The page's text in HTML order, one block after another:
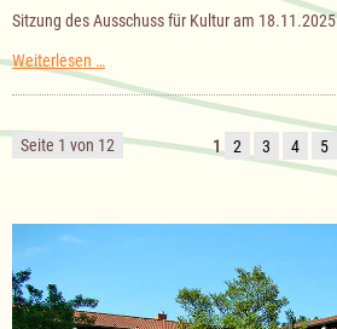
am
Sitzung des Ausschuss für Kultur am 18.11.2025
Weiterlesen …Sitzung
des
Ausschuss
Kultur
am
Seite 1 von 12 1 2 3 4 5